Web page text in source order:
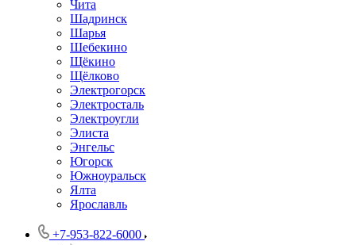
Чита
Шадринск
Шарья
Шебекино
Щёкино
Щёлково
Электрогорск
Электросталь
Электроугли
Элиста
Энгельс
Югорск
Южноуральск
Ялта
Ярославль
+7-953-822-6000